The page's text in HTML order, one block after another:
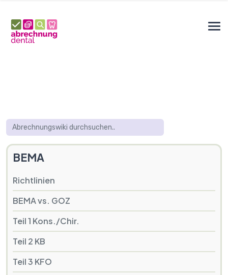
BEMA
Richtlinien
BEMA vs. GOZ
Teil 1 Kons./Chir.
Teil 2 KB
Teil 3 KFO